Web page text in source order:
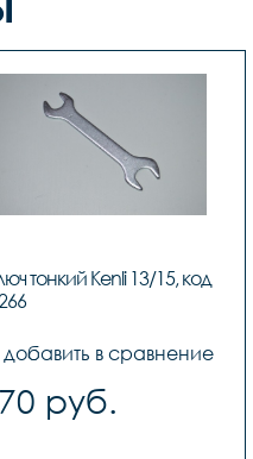
тонкий Kenli 13/15, код
добавить в сравнение
руб.